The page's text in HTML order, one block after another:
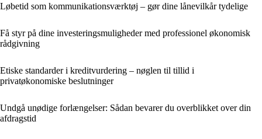
Løbetid som kommunikationsværktøj – gør dine lånevilkår tydelige
Få styr på dine investeringsmuligheder med professionel økonomisk
rådgivning
Etiske standarder i kreditvurdering – nøglen til tillid i
privatøkonomiske beslutninger
Undgå unødige forlængelser: Sådan bevarer du overblikket over din
afdragstid